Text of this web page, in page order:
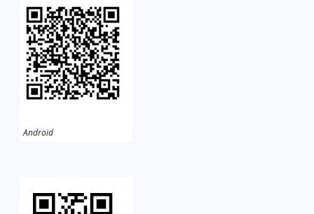
Android